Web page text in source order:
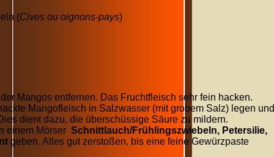
(Cives ou oignons-pays)
Mangos entfernen. Das Fruchtfleisch sehr fein hacken.
Mangofleisch in Salzwasser (mit grobem Salz) legen und
dient dazu, die überschüssige Säure zu mildern.
einem Mörser Schnittlauch/Frühlingszwiebeln, Petersilie,
geben. Alles gut zerstoßen, bis eine feine Gewürzpaste